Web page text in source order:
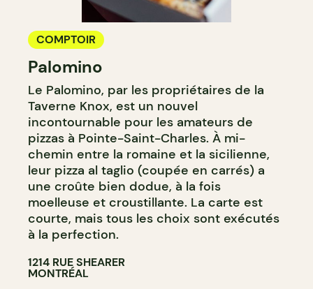
COMPTOIR
Palomino
Le Palomino, par les propriétaires de la
Taverne Knox, est un nouvel
incontournable pour les amateurs de
pizzas à Pointe-Saint-Charles. À mi-
chemin entre la romaine et la sicilienne,
leur pizza al taglio (coupée en carrés) a
une croûte bien dodue, à la fois
moelleuse et croustillante. La carte est
courte, mais tous les choix sont exécutés
à la perfection.
1214 RUE SHEARER
MONTRÉAL